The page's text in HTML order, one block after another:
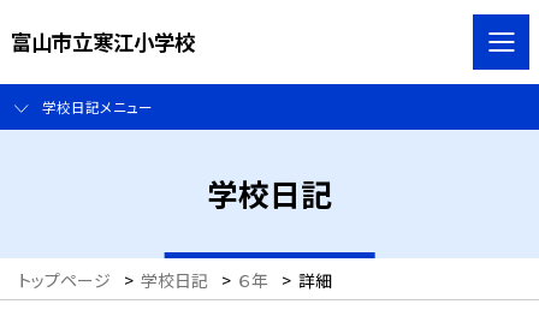
富山市立寒江小学校
学校日記メニュー
学校日記
トップページ > 学校日記 > ６年 > 詳細